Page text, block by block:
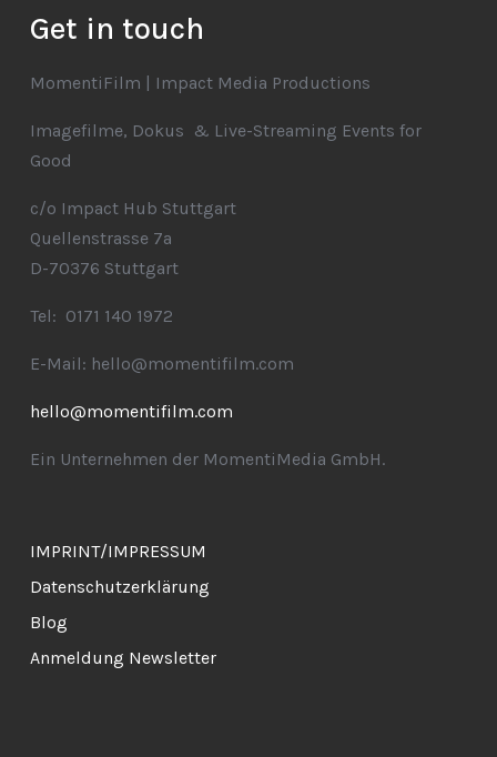
Get in touch
MomentiFilm | Impact Media Productions
Imagefilme, Dokus & Live-Streaming Events for
Good
c/o Impact Hub Stuttgart
Quellenstrasse 7a
D-70376 Stuttgart
Tel: 0171 140 1972
E-Mail: hello@momentifilm.com
hello@momentifilm.com
Ein Unternehmen der MomentiMedia GmbH.
IMPRINT/IMPRESSUM
Datenschutzerklärung
Blog
Anmeldung Newsletter